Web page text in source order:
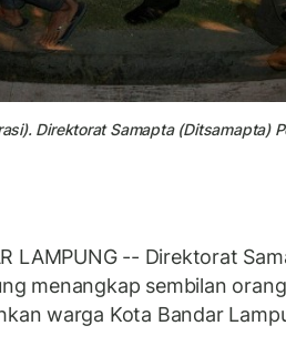
Direktorat Samapta (Ditsamapta)
LAMPUNG -- Direktorat
menangkap sembilan orang
warga Kota Bandar